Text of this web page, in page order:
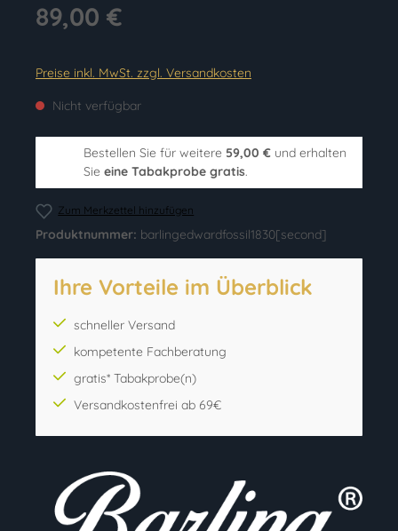
89,00 €
Preise inkl. MwSt. zzgl. Versandkosten
Nicht verfügbar
Bestellen Sie für weitere 59,00 € und erhalten
Sie eine Tabakprobe gratis.
Zum Merkzettel hinzufügen
Produktnummer: barlingedwardfossil1830[second]
Ihre Vorteile im Überblick
schneller Versand
kompetente Fachberatung
gratis* Tabakprobe(n)
Versandkostenfrei ab 69€